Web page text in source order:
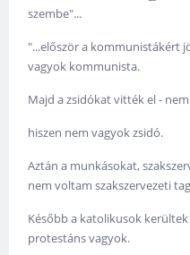
szembe"...
‎"...először a kommunistákért
vagyok kommunista.
Majd a zsidókat vitték el -
hiszen nem vagyok zsidó.
Aztán a munkásokat,
nem voltam szakszervezeti
Később a katolikusok
protestáns vagyok.